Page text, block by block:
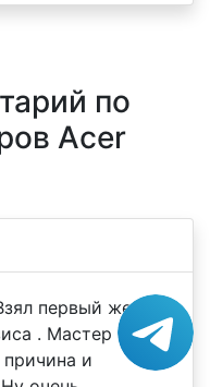
по
Acer
первый же
. Мастер смог
и